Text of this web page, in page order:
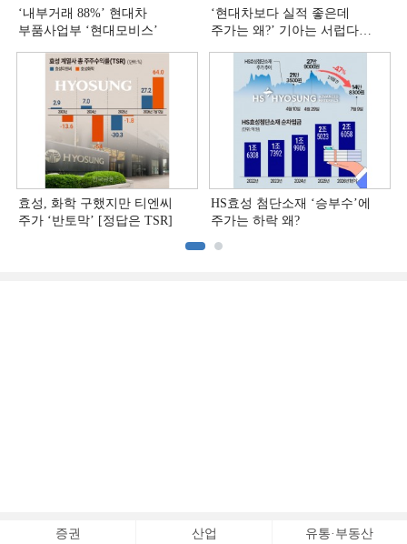
‘내부거래 88%ʼ 현대차
부품사업부 ‘현대모비스ʼ
‘현대차보다 실적 좋은데
주가는 왜?ʼ 기아는 서럽다
효성, 화학 구했지만 티엔씨
주가 ‘반토막’ [정답은 TSR]
HS효성 첨단소재 ‘승부수’에
주가는 하락 왜?
증권 산업 유통·부동산